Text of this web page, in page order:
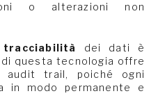
o alterazioni non
tracciabilità
dei dati è
questa tecnologia offre
audit trail, poiché ogni
in modo permanente e